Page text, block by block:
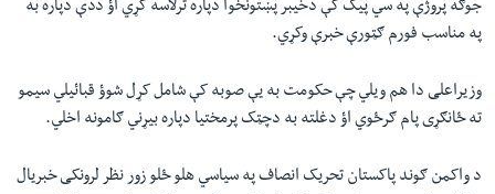
جوګه پروژې په سي پیک کې دخیبر پښتونخوا دپاره ترلاسه کړي‌ اؤ ددې دپاره به
په مناسب فورم ګټورې خبرې وکړي.
وزیراعلی دا هم ویلي چې حکومت به یې صوبه کې شامل کړل شوؤ قبائیلي سیمو
ته ځانګړی پام ګرځوي اؤ دغلته به دچټک پرمختیا دپاره بیړني ګامونه اخلي.
د واکمن ګوند پاکستان تحریک انصاف په سیاسي هلو ځلو زور نظر لرونکی خبریال